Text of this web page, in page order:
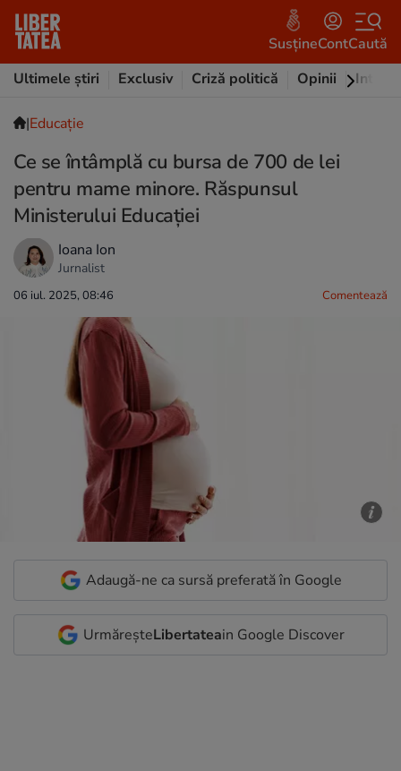
SusțineContCaută
Ultimele știri
Exclusiv Criză politică Opinii
|Educație
Ce se întâmplă cu bursa de 700 de lei
pentru mame minore. Răspunsul
Ministerului Educației
Ioana Ion
Jurnalist
06 iul. 2025, 08:46 Comentează
Adaugă-ne ca sursă preferată în Google
UrmăreșteLibertateain Google Discover